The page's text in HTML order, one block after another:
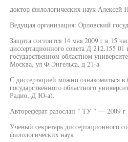
доктор филологических наук Алексей
Ведущая организация: Орловский
Защита состоится 14 мая 2009 г в 15
диссертационного совета Д 212.155
государственном областном
Москва, ул Ф Энгельса, д 21-а
С диссертацией можно ознакомиться в
государственного областного
Радио, Д Ю-а).
Автореферат разослан " ТУ " — 2009 г
Ученый секретарь диссертационного
филологических наук